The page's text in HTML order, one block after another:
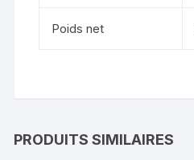
Poids net
PRODUITS SIMILAIRES